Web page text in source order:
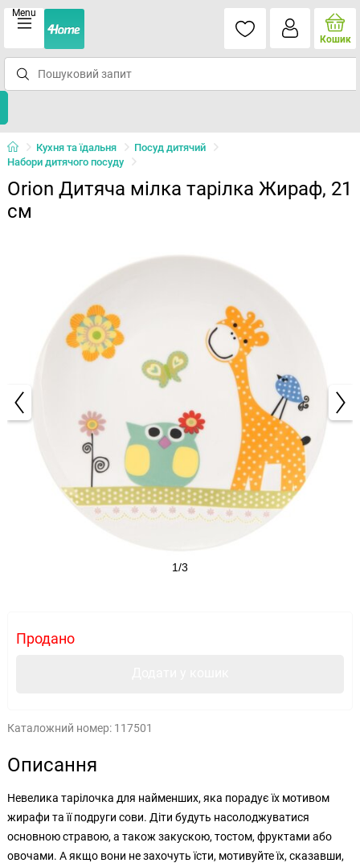
Menu
Кошик
Кухня та їдальня
Посуд дитячий
Набори дитячого посуду
Orion Дитяча мілка тарілка Жираф, 21
см
1/3
Продано
Каталожний номер: 117501
Описання
Невелика тарілочка для найменших, яка порадує їх мотивом
жирафи та її подруги сови. Діти будуть насолоджуватися
основною стравою, а також закускою, тостом, фруктами або
овочами. А якщо вони не захочуть їсти, мотивуйте їх, сказавши,